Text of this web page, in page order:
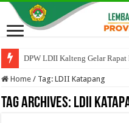
DPW LDII Kalteng Gelar
Home / Tag:LDII Katapang
Tag Archives: LDII